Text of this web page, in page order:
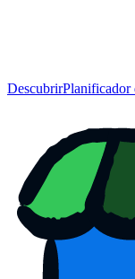
DescubrirPlanificador